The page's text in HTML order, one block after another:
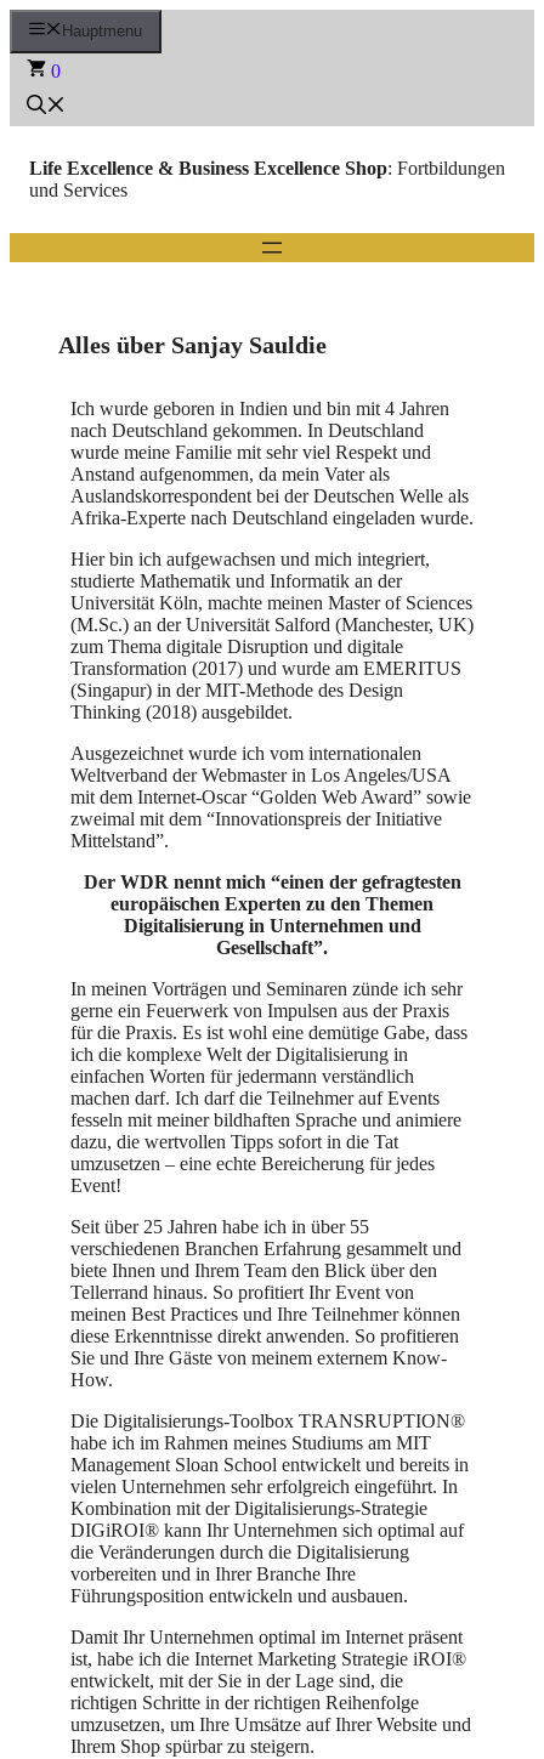
Zum
Inhalt
springen
Hauptmenu
0
Life Excellence & Business Excellence Shop: Fortbildungen
und Services
Alles über Sanjay Sauldie
Ich wurde geboren in Indien und bin mit 4 Jahren
nach Deutschland gekommen. In Deutschland
wurde meine Familie mit sehr viel Respekt und
Anstand aufgenommen, da mein Vater als
Auslandskorrespondent bei der Deutschen Welle als
Afrika-Experte nach Deutschland eingeladen wurde.
Hier bin ich aufgewachsen und mich integriert,
studierte Mathematik und Informatik an der
Universität Köln, machte meinen Master of Sciences
(M.Sc.) an der Universität Salford (Manchester, UK)
zum Thema digitale Disruption und digitale
Transformation (2017) und wurde am EMERITUS
(Singapur) in der MIT-Methode des Design
Thinking (2018) ausgebildet.
Ausgezeichnet wurde ich vom internationalen
Weltverband der Webmaster in Los Angeles/USA
mit dem Internet-Oscar “Golden Web Award” sowie
zweimal mit dem “Innovationspreis der Initiative
Mittelstand”.
Der WDR nennt mich “einen der gefragtesten
europäischen Experten zu den Themen
Digitalisierung in Unternehmen und
Gesellschaft”.
In meinen Vorträgen und Seminaren zünde ich sehr
gerne ein Feuerwerk von Impulsen aus der Praxis
für die Praxis. Es ist wohl eine demütige Gabe, dass
ich die komplexe Welt der Digitalisierung in
einfachen Worten für jedermann verständlich
machen darf. Ich darf die Teilnehmer auf Events
fesseln mit meiner bildhaften Sprache und animiere
dazu, die wertvollen Tipps sofort in die Tat
umzusetzen – eine echte Bereicherung für jedes
Event!
Seit über 25 Jahren habe ich in über 55
verschiedenen Branchen Erfahrung gesammelt und
biete Ihnen und Ihrem Team den Blick über den
Tellerrand hinaus. So profitiert Ihr Event von
meinen Best Practices und Ihre Teilnehmer können
diese Erkenntnisse direkt anwenden. So profitieren
Sie und Ihre Gäste von meinem externem Know-
How.
Die Digitalisierungs-Toolbox TRANSRUPTION®
habe ich im Rahmen meines Studiums am MIT
Management Sloan School entwickelt und bereits in
vielen Unternehmen sehr erfolgreich eingeführt. In
Kombination mit der Digitalisierungs-Strategie
DIGiROI® kann Ihr Unternehmen sich optimal auf
die Veränderungen durch die Digitalisierung
vorbereiten und in Ihrer Branche Ihre
Führungsposition entwickeln und ausbauen.
Damit Ihr Unternehmen optimal im Internet präsent
ist, habe ich die Internet Marketing Strategie iROI®
entwickelt, mit der Sie in der Lage sind, die
richtigen Schritte in der richtigen Reihenfolge
umzusetzen, um Ihre Umsätze auf Ihrer Website und
Ihrem Shop spürbar zu steigern.